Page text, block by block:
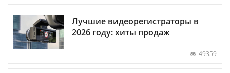
Лучшие видеорегистраторы в
2026 году: хиты продаж
49359